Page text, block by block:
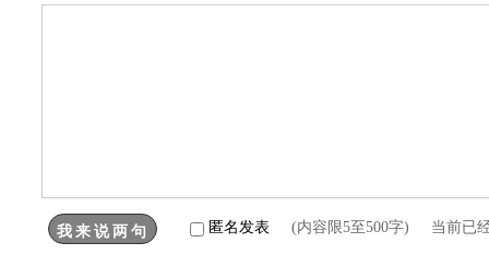
匿名发表 (内容限5至500字) 当前已